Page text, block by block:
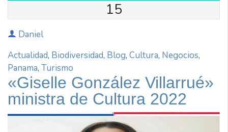
15
Daniel
Actualidad, Biodiversidad, Blog, Cultura, Negocios,
Panama, Turismo
«Giselle González Villarrué»
ministra de Cultura 2022